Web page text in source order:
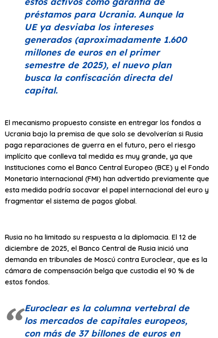
préstamos para Ucrania. Aunque la
UE ya desviaba los intereses
generados (aproximadamente 1.600
millones de euros en el primer
semestre de 2025), el nuevo plan
busca la confiscación directa del
capital.
El mecanismo propuesto consiste en entregar los fondos a
Ucrania bajo la premisa de que solo se devolverían si Rusia
paga reparaciones de guerra en el futuro, pero el riesgo
implícito que conlleva tal medida es muy grande, ya que
Instituciones como el Banco Central Europeo (BCE) y el Fondo
Monetario Internacional (FMI) han advertido previamente que
esta medida podría socavar el papel internacional del euro y
fragmentar el sistema de pagos global.
Rusia no ha limitado su respuesta a la diplomacia. El 12 de
diciembre de 2025, el Banco Central de Rusia inició una
demanda en tribunales de Moscú contra Euroclear, que es la
cámara de compensación belga que custodia el 90 % de
estos fondos.
Euroclear es la columna vertebral de
los mercados de capitales europeos,
con más de 37 billones de euros en